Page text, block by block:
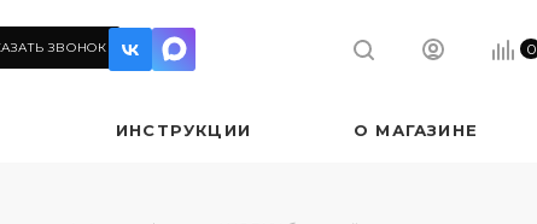
ЗВОНОК 0
ИНСТРУКЦИИ О МАГАЗИНЕ